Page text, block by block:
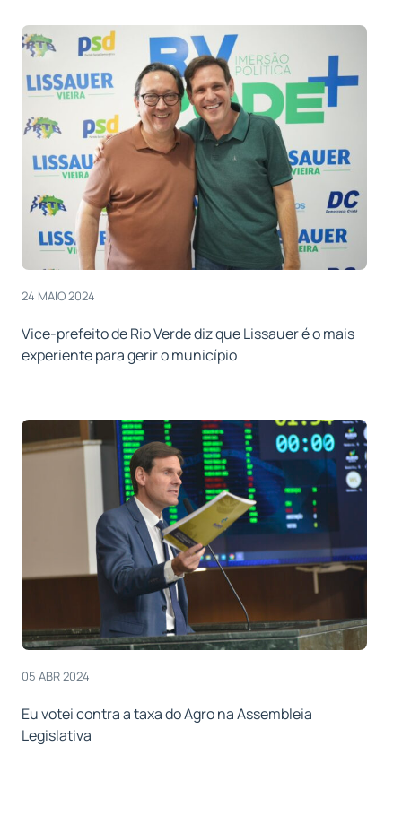
24 MAIO 2024
Vice-prefeito de Rio Verde diz que Lissauer é o mais
experiente para gerir o município
05 ABR 2024
Eu votei contra a taxa do Agro na Assembleia
Legislativa